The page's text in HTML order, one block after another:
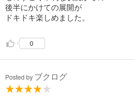
後半にかけての展開が
ドキドキ楽しめました。
0
Posted by ブクログ